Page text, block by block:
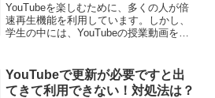
YouTubeを楽しむために、多くの人が倍
速再生機能を利用しています。しかし、
学生の中には、YouTubeの授業動画を倍
投稿者にバレることはあるのでしょう
か？今回の記事...
YouTubeで更新が必要ですと出
てきて利用できない！対処法は？